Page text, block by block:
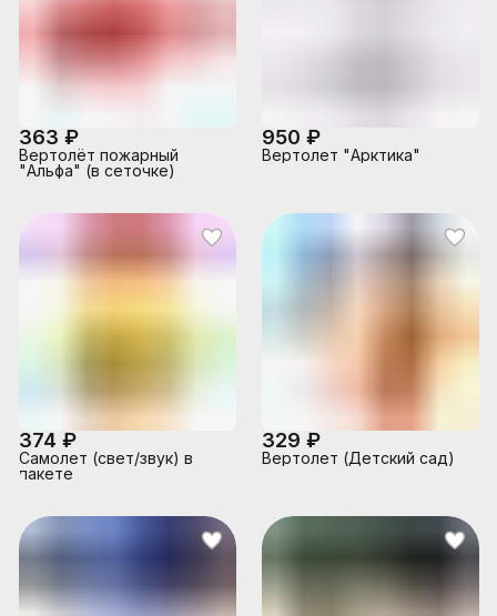
363 ₽
Вертолёт пожарный
"Альфа" (в сеточке)
950 ₽
Вертолет "Арктика"
374 ₽
Самолет (свет/звук) в
пакете
329 ₽
Вертолет (Детский сад)